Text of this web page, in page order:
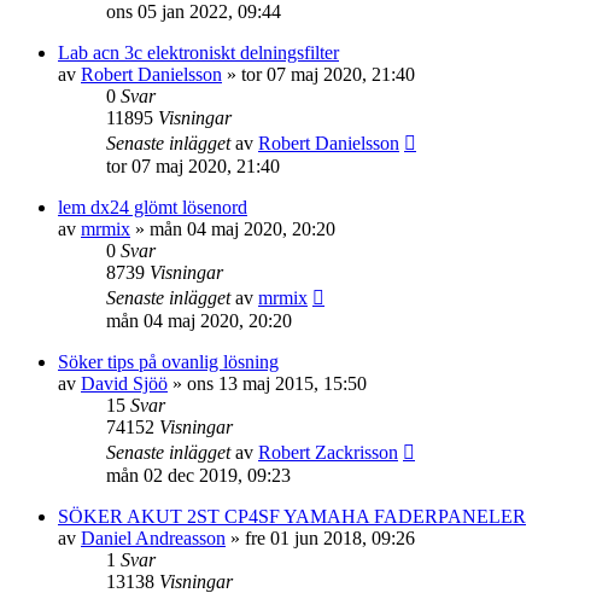
ons 05 jan 2022, 09:44
Lab acn 3c elektroniskt delningsfilter
av Robert Danielsson » tor 07 maj 2020, 21:40
0 Svar
11895 Visningar
Senaste inläggetav Robert Danielsson
tor 07 maj 2020, 21:40
lem dx24 glömt lösenord
av mrmix » mån 04 maj 2020, 20:20
0 Svar
8739 Visningar
Senaste inläggetav mrmix
mån 04 maj 2020, 20:20
Söker tips på ovanlig lösning
av David Sjöö » ons 13 maj 2015, 15:50
15 Svar
74152 Visningar
Senaste inläggetav Robert Zackrisson
mån 02 dec 2019, 09:23
SÖKER AKUT 2ST CP4SF YAMAHA FADERPANELER
av Daniel Andreasson » fre 01 jun 2018, 09:26
1 Svar
13138 Visningar